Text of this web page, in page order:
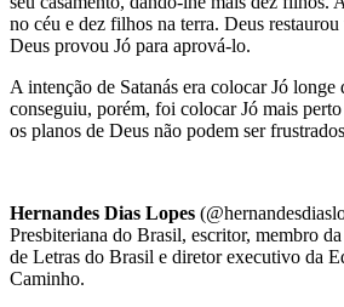
no céu e dez filhos na terra. Deus
Deus provou Jó para aprová-lo.
A intenção de Satanás era colocar Jó longe
conseguiu, porém, foi colocar Jó mais
os planos de Deus não podem ser
Hernandes Dias Lopes
Presbiteriana do Brasil, escritor, membro
de Letras do Brasil e diretor executivo da
Caminho.